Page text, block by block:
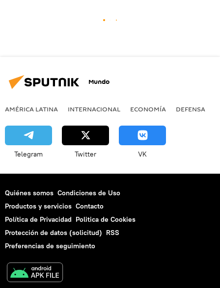
Mundo
AMÉRICA LATINA INTERNACIONAL ECONOMÍA DEFENSA
Telegram Twitter VK
Quiénes somos Condiciones de Uso
Productos y servicios Contacto
Política de Privacidad Politica de Cookies
Protección de datos (solicitud) RSS
Preferencias de seguimiento